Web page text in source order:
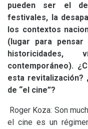
pueden ser el
festivales, la
los contextos
(lugar para pensar
contemporáneo).
esta revitalización?
de “el cine”?
Roger Koza: Son
el cine es un